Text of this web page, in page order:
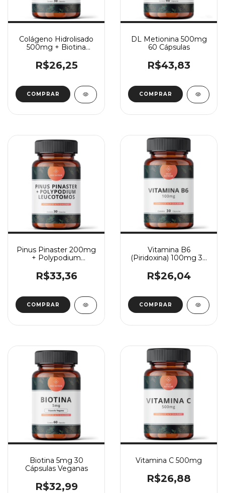
Colágeno Hidrolisado
500mg + Biotina
R$26,25
DL Metionina 500mg
60 Cápsulas
R$43,83
Pinus Pinaster 200mg
+ Polypodium
30 Cápsulas
R$33,36
Vitamina B6
(Piridoxina) 100mg 30
R$26,04
Biotina 5mg 30
Cápsulas Veganas
R$32,99
Vitamina C 500mg
R$26,88